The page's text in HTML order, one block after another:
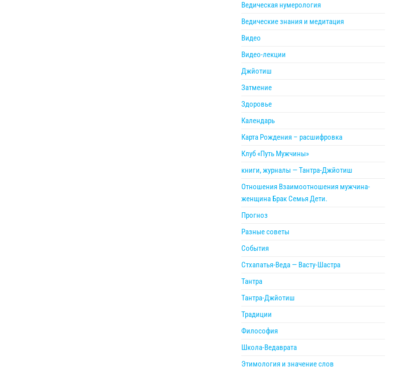
Ведическая нумерология
Ведические знания и медитация
Видео
Видео-лекции
Джйотиш
Затмение
Здоровье
Календарь
Карта Рождения – расшифровка
Клуб «Путь Мужчины»
книги, журналы — Тантра-Джйотиш
Отношения Взаимоотношения мужчина-
женщина Брак Семья Дети.
Прогноз
Разные советы
События
Стхапатья-Веда — Васту-Шастра
Тантра
Тантра-Джйотиш
Традиции
Философия
Школа-Ведаврата
Этимология и значение слов